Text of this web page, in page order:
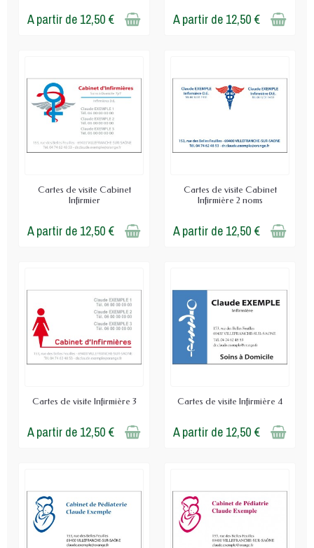
A partir de 12,50 € A partir de 12,50 €
Cartes de visite Cabinet
Infirmier
A partir de 12,50 €
Cartes de visite Cabinet
Infirmière 2 noms
A partir de 12,50 €
Cartes de visite Infirmière 3
A partir de 12,50 €
Cartes de visite Infirmière 4
A partir de 12,50 €